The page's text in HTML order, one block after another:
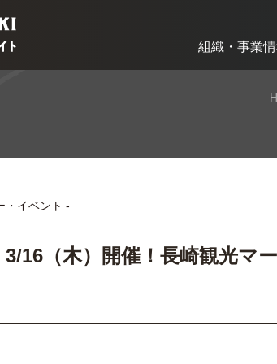
組織・事業
・イベント -
3/16（木）開催！長崎観光マ